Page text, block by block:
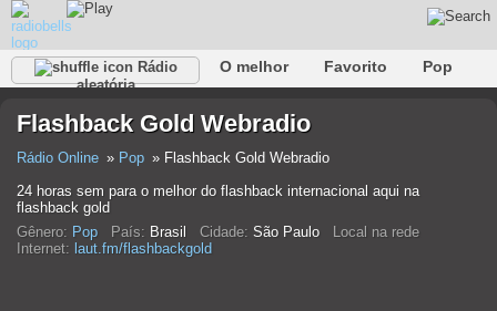
Rádio
aleatória
O melhor Favorito
Pop
Rap
Falk Jazz Bebê Clássico
Flashback Gold Webradio
Rádio Online Pop
Flashback Gold Webradio
24 horas sem para o melhor do flashback internacional aqui na
flashback gold
Gênero: Pop País: Brasil Cidade: São Paulo
Local na rede
Internet: laut.fm/flashbackgold